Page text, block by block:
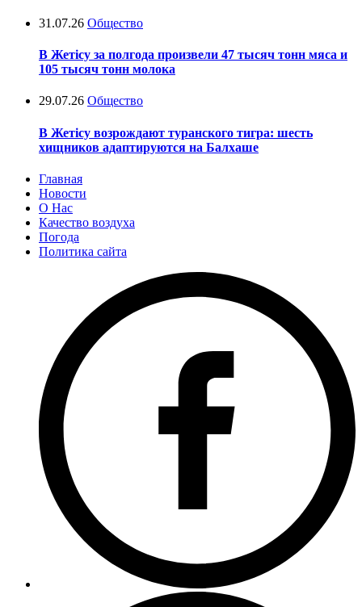
31.07.26 Общество
В Жетісу за полгода произвели 47 тысяч тонн мяса и
105 тысяч тонн молока
29.07.26 Общество
В Жетісу возрождают туранского тигра: шесть
хищников адаптируются на Балхаше
Главная
Новости
О Нас
Качество воздуха
Погода
Политика сайта